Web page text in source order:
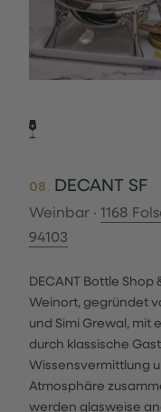
08.DECANT SF
Weinbar · 1168
94103
DECANT Bottle
Weinort, gegründet
und Simi Grewal, mit
durch klassische
Wissensvermittlung
Atmosphäre
werden glasweise